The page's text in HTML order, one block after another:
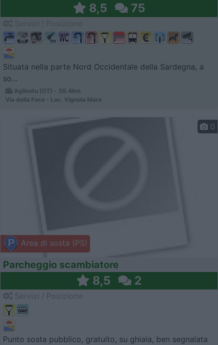
8,5 75
Situata nella parte Nord Occidentale della Sardegna, a
so...
Aglientu (OT) - 39.4km
Via della Foce - Loc. Vignola Mare
Area di sosta (PS)
0
Parcheggio scambiatore
8,5 2
Punto sosta pubblico, gratuito, su ghiaia, ben segnalata